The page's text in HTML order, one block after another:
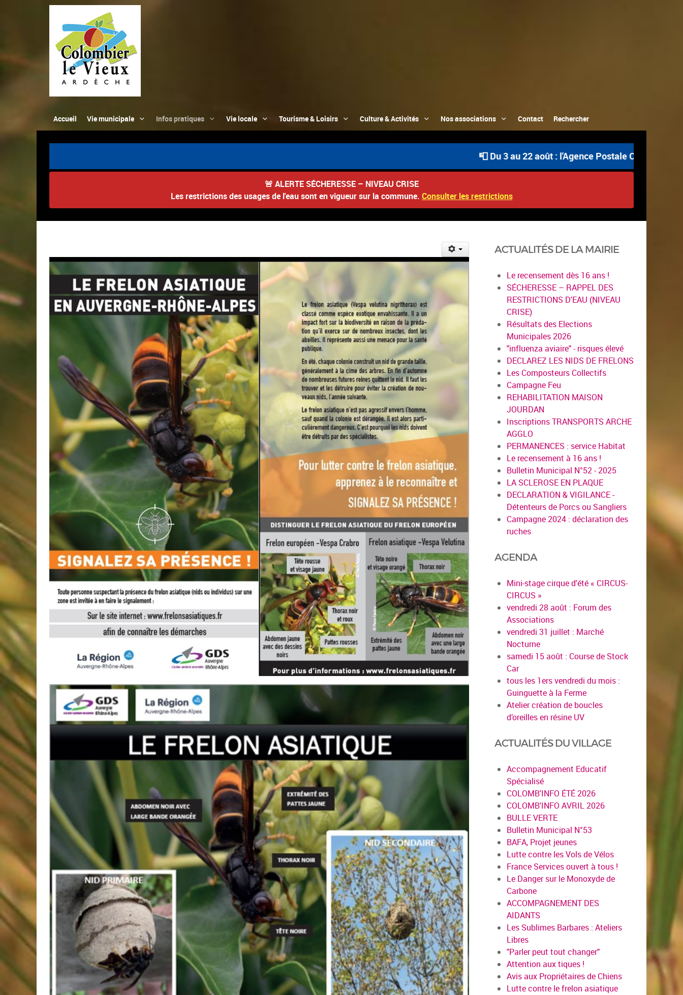
Accueil Vie municipale Infos pratiques Vie locale Tourisme & Loisirs Culture & Activités Nos associations Contact Rechercher
📮 Du 3 au 22 août : l'Agence Postale Communale est
🚨 ALERTE SÉCHERESSE – NIVEAU CRISE
Les restrictions des usages de l'eau sont en vigueur sur la commune. Consulter les restrictions
ACTUALITÉS DE LA MAIRIE
Le recensement dès 16 ans !
SÉCHERESSE – RAPPEL DES
RESTRICTIONS D'EAU (NIVEAU
CRISE)
Résultats des Elections
Municipales 2026
"influenza aviaire" - risques élevé
DECLAREZ LES NIDS DE FRELONS
Les Composteurs Collectifs
Campagne Feu
REHABILITATION MAISON
JOURDAN
Inscriptions TRANSPORTS ARCHE
AGGLO
PERMANENCES : service Habitat
Le recensement à 16 ans !
Bulletin Municipal N°52 - 2025
LA SCLEROSE EN PLAQUE
DECLARATION & VIGILANCE -
Détenteurs de Porcs ou Sangliers
Campagne 2024 : déclaration des
ruches
AGENDA
Mini-stage cirque d'été « CIRCUS-
CIRCUS »
vendredi 28 août : Forum des
Associations
vendredi 31 juillet : Marché
Nocturne
samedi 15 août : Course de Stock
Car
tous les 1ers vendredi du mois :
Guinguette à la Ferme
Atelier création de boucles
d’oreilles en résine UV
ACTUALITÉS DU VILLAGE
Accompagnement Educatif
Spécialisé
COLOMB'INFO ÉTÉ 2026
COLOMB'INFO AVRIL 2026
BULLE VERTE
Bulletin Municipal N°53
BAFA, Projet jeunes
Lutte contre les Vols de Vélos
France Services ouvert à tous !
Le Danger sur le Monoxyde de
Carbone
ACCOMPAGNEMENT DES
AIDANTS
Les Sublimes Barbares : Ateliers
Libres
"Parler peut tout changer"
Attention aux tiques !
Avis aux Propriétaires de Chiens
Lutte contre le frelon asiatique